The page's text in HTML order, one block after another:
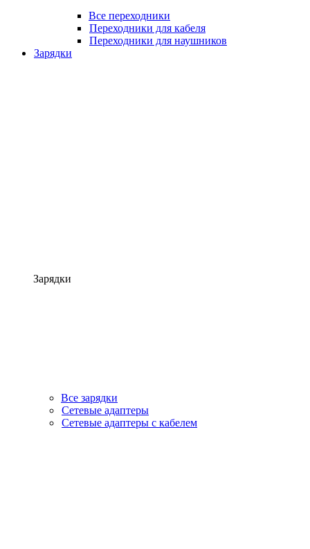
Все переходники
Переходники для кабеля
Переходники для наушников
Зарядки
Зарядки
Все зарядки
Сетевые адаптеры
Сетевые адаптеры с кабелем